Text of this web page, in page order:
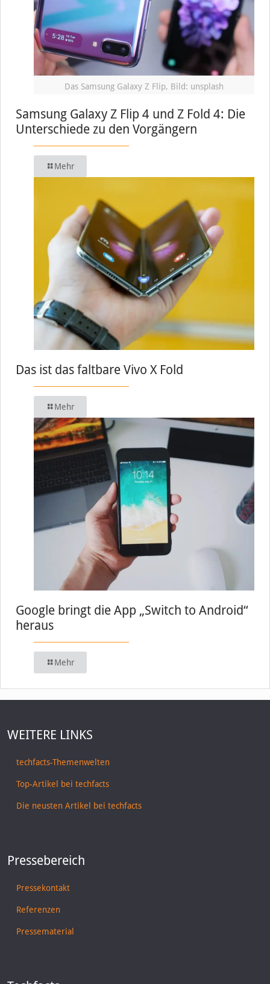
Das Samsung Galaxy Z Flip, Bild: unsplash
Samsung Galaxy Z Flip 4 und Z Fold 4: Die
Unterschiede zu den Vorgängern
Mehr
Das ist das faltbare Vivo X Fold
Mehr
Google bringt die App „Switch to Android“
heraus
Mehr
WEITERE LINKS
techfacts-Themenwelten
Top-Artikel bei techfacts
Die neusten Artikel bei techfacts
Pressebereich
Pressekontakt
Referenzen
Pressematerial